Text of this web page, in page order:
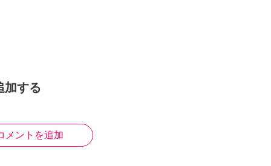
加する
メントを追加